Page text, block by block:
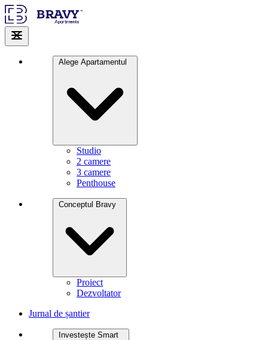
Alege Apartamentul
Studio
2 camere
3 camere
Penthouse
Conceptul Bravy
Proiect
Dezvoltator
Jurnal de șantier
Investește Smart